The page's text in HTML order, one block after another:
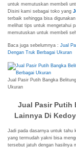
untuk memutuskan membeli
Disini kami sebagai toko yang
terbaik sehingga bisa
melihat tips untuk mengetahui
memutuskan untuk membeli
Baca juga sebelumnya : Jual
Dengan Truk Berbagai Ukuran
Jual Pasir Putih Bangka
Ukuran
Jual Pasir Putih
Lainnya Di
Jadi pada dasarnya untuk tahu
yang termudah yakni bisa
tersebut jatuh dengan hasilnya